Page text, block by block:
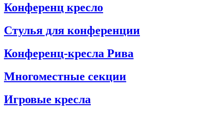
Конференц кресло
Стулья для конференции
Конференц-кресла Рива
Многоместные секции
Игровые кресла